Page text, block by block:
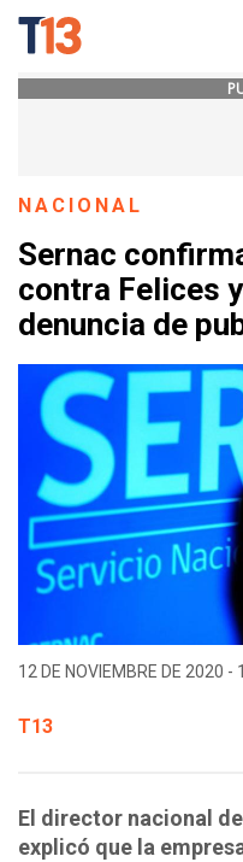
NACIONAL
Sernac
contra Felices
denuncia de
12 DE NOVIEMBRE DE 2020 -
T13
El director nacional
explicó que la